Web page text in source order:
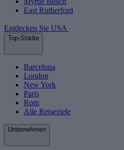
East Rutherford
Entdecken Sie USA
Top-Städte
Barcelona
London
New York
Paris
Rom
Alle Reiseziele
Unternehmen